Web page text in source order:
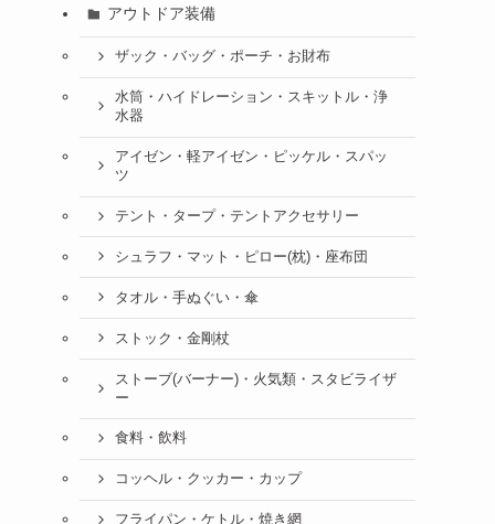
アウトドア装備
ザック・バッグ・ポーチ・お財布
水筒・ハイドレーション・スキットル・浄
水器
アイゼン・軽アイゼン・ピッケル・スパッ
ツ
テント・タープ・テントアクセサリー
シュラフ・マット・ピロー(枕)・座布団
タオル・手ぬぐい・傘
ストック・金剛杖
ストーブ(バーナー)・火気類・スタビライザ
ー
食料・飲料
コッヘル・クッカー・カップ
フライパン・ケトル・焼き網